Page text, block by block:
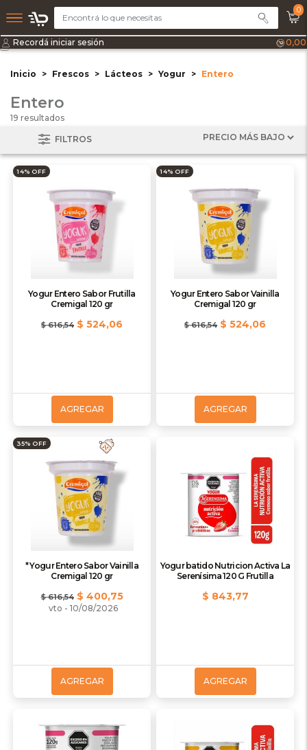
0
Recordá iniciar sesión 0,00
Inicio Frescos Lácteos Yogur Entero
Entero
19 resultados
FILTROS
14% OFF
Yogur Entero Sabor Frutilla
Cremigal 120 gr
$ 616,54 $ 524,06
AGREGAR
14% OFF
Yogur Entero Sabor Vainilla
Cremigal 120 gr
$ 616,54 $ 524,06
AGREGAR
35% OFF
* Yogur Entero Sabor Vainilla
Cremigal 120 gr
$ 616,54$ 400,75
vto - 10/08/2026
AGREGAR
Yogur batido Nutricion Activa La
Serenísima 120 G Frutilla
$ 843,77
AGREGAR